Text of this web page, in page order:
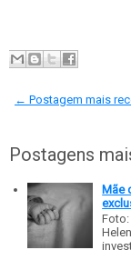
← Postagem mais
Postagens
Mãe